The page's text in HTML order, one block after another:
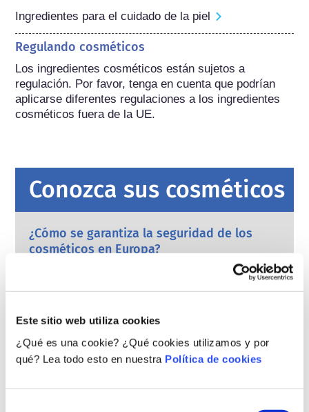
Este sitio web utiliza cookies
¿Qué es una cookie? ¿Qué cookies utilizamos y por
qué? Lea todo esto en nuestra Política de cookies
Ingredientes para el cuidado de la piel
Regulando cosméticos
Los ingredientes cosméticos están sujetos a
regulación. Por favor, tenga en cuenta que podrían
aplicarse diferentes regulaciones a los ingredientes
cosméticos fuera de la UE.
Conozca sus cosméticos
¿Cómo se garantiza la seguridad de los
cosméticos en Europa?
La estricta legislación garantiza que los
Europea sean seguros para las personas. Las
nacionales y europeas tienen la
responsabilidad compartida de garantizar la
seguridad de los productos cosméticos.
endocrinos?
Se ha afirmado que algunos ingredientes